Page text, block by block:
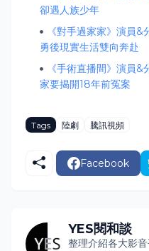
卻遇人族少年
《對手過家家》演員
勇後現實生活雙向奔赴
《手術直播間》演員
家要揭開18年前冤案
Tags 陸劇 騰訊視頻
Facebook
YES閱和談
整理介紹各大影